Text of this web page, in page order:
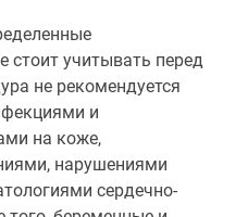
стоит учитывать перед
не рекомендуется
и
на коже,
нарушениями
сердечно-